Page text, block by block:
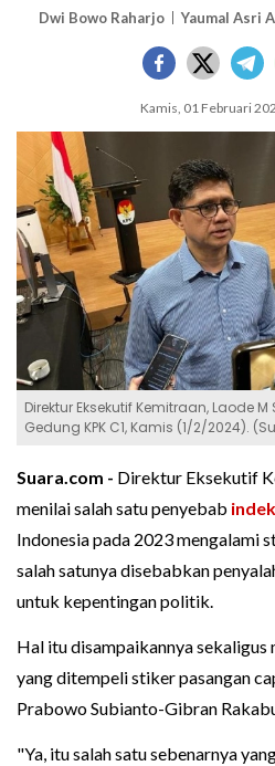
Dwi Bowo Raharjo Yaumal Asri
Kamis, 01 Februari
Direktur Eksekutif Kemitraan, Laode
Gedung KPK C1, Kamis (1/2/2024).
Suara.com - Direktur Eksekutif
menilai salah satu penyebab
Indonesia pada 2023 mengalami
salah satunya disebabkan
untuk kepentingan politik.
Hal itu disampaikannya sekaligus
yang ditempeli stiker pasangan
Prabowo Subianto-Gibran
"Ya, itu salah satu sebenarnya